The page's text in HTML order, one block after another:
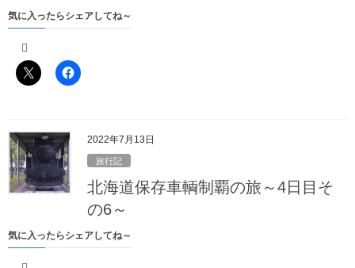
プ
動 2020年9月16日 / 最終更新日時 :
2020年冬の東武・南東北一周の旅
昨年2019年の12月、私は
を風のうわさとして聞いてはいましたが、自分に関わりあること
だとは思いませんでした
そうでしょう、その時は会津の山を分け入って新潟帰還を目指す
なんていう発想はどこにもなかったわけですから
気に入ったらシェアしてね～
2022年7月13日
旅行記
北海道保存車輌制覇の旅～4日目そ
の6～
気に入ったらシェアしてね～